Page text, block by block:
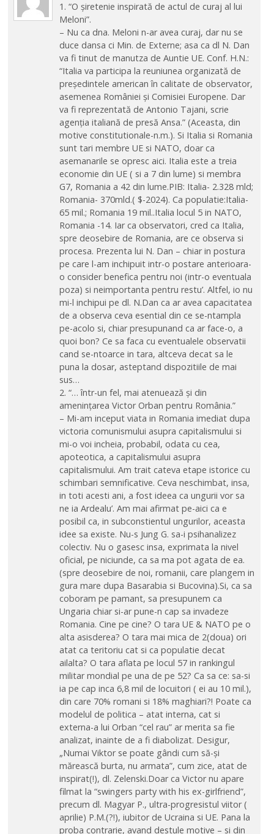
1. “O şiretenie inspirată de actul de curaj al lui
Meloni”.
– Nu ca dna. Meloni n-ar avea curaj, dar nu se
duce dansa ci Min. de Externe; asa ca dl N. Dan
va fi tinut de manutza de Auntie UE. Conf. H.N.:
“Italia va participa la reuniunea organizată de
președintele american în calitate de observator,
asemenea României și Comisiei Europene. Dar
va fi reprezentată de Antonio Tajani, scrie
agenția italiană de presă Ansa.” (Aceasta, din
motive constitutionale-n.m.). Si Italia si Romania
sunt tari membre UE si NATO, doar ca
asemanarile se opresc aici. Italia este a treia
economie din UE ( si a 7 din lume) si membra
G7, Romania a 42 din lume.PIB: Italia- 2.328 mld;
Romania- 370mld.( $-2024). Ca populatie:Italia-
65 mil.; Romania 19 mil..Italia locul 5 in NATO,
Romania -14. Iar ca observatori, cred ca Italia,
spre deosebire de Romania, are ce observa si
procesa. Prezenta lui N. Dan – chiar in postura
pe care l-am inchipuit intr-o postare anterioara-
o consider benefica pentru noi (intr-o eventuala
poza) si neimportanta pentru restu’. Altfel, io nu
mi-l inchipui pe dl. N.Dan ca ar avea capacitatea
de a observa ceva esential din ce se-ntampla
pe-acolo si, chiar presupunand ca ar face-o, a
quoi bon? Ce sa faca cu eventualele observatii
cand se-ntoarce in tara, altceva decat sa le
puna la dosar, asteptand dispozitiile de mai
sus…
2. “… într-un fel, mai atenuează şi din
ameninţarea Victor Orban pentru România.”
– Mi-am inceput viata in Romania imediat dupa
victoria comunismului asupra capitalismului si
mi-o voi incheia, probabil, odata cu cea,
apoteotica, a capitalismului asupra
capitalismului. Am trait cateva etape istorice cu
schimbari semnificative. Ceva neschimbat, insa,
in toti acesti ani, a fost ideea ca ungurii vor sa
ne ia Ardealu’. Am mai afirmat pe-aici ca e
posibil ca, in subconstientul ungurilor, aceasta
idee sa existe. Nu-s Jung G. sa-i psihanalizez
colectiv. Nu o gasesc insa, exprimata la nivel
oficial, pe niciunde, ca sa ma pot agata de ea.
(spre deosebire de noi, romanii, care plangem in
gura mare dupa Basarabia si Bucovina).Si, ca sa
coboram pe pamant, sa presupunem ca
Ungaria chiar si-ar pune-n cap sa invadeze
Romania. Cine pe cine? O tara UE & NATO pe o
alta asisderea? O tara mai mica de 2(doua) ori
atat ca teritoriu cat si ca populatie decat
ailalta? O tara aflata pe locul 57 in rankingul
militar mondial pe una de pe 52? Ca sa ce: sa-si
ia pe cap inca 6,8 mil de locuitori ( ei au 10 mil.),
din care 70% romani si 18% maghiari?! Poate ca
modelul de politica – atat interna, cat si
externa-a lui Orban “cel rau” ar merita sa fie
analizat, inainte de a fi diabolizat. Desigur,
„Numai Viktor se poate gândi cum să-şi
mărească burta, nu armata”, cum zice, atat de
inspirat(!), dl. Zelenski.Doar ca Victor nu apare
filmat la “swingers party with his ex-girlfriend”,
precum dl. Magyar P., ultra-progresistul viitor (
aprilie) P.M.(?!), iubitor de Ucraina si UE. Pana la
proba contrarie, avand destule motive – si din